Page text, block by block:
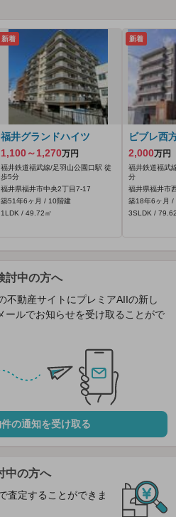
新着
福井グランドハイツ
1,100～1,270万円
福井鉄道福武線/足羽山公園口駅 徒
歩5分
福井県福井市中央2丁目7-17
築51年6ヶ月 / 10階建
1LDK / 49.72㎡
新着
ビブレ西
2,000万円
福井鉄道福武
分
福井県福井市
築18年6ヶ月 /
3SLDK /
討中の方へ
不動産サイトにプレミアAIIの新し
ールでお知らせを受け取ることがで
の通知を受け取る
中の方へ
査定することができま